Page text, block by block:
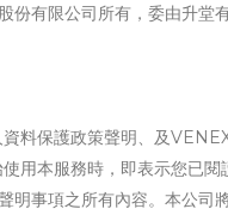
有限公司所有，委由升堂
料保護政策聲明、及
用本服務時，即表示您已
事項之所有內容。本公司